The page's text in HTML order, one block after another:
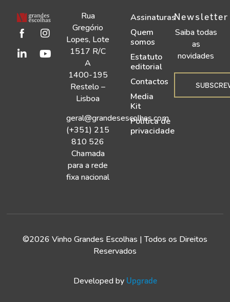
Rua
Gregório
Lopes, Lote
1517 R/C
A
1400-195
Restelo –
Lisboa
geral@grandesescolhas.com
(+351) 215
810 526
Chamada
para a rede
fixa nacional
Assinaturas
Quem
somos
Estatuto
editorial
Contactos
Media
Kit
Política de
privacidade
Newsletter
Saiba todas
as
novidades
©2026 Vinho Grandes Escolhas | Todos os Direitos
Reservados
Developed by Upgrade